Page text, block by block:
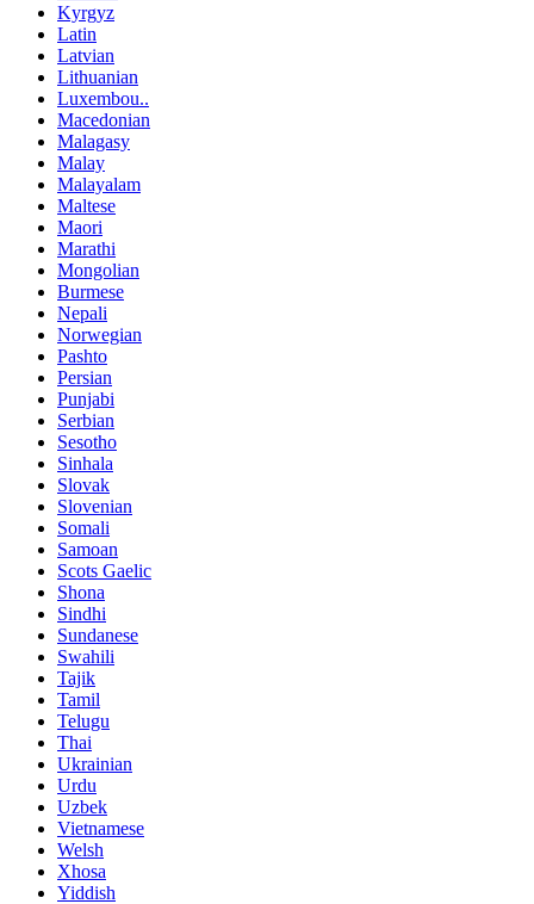
Kyrgyz
Latin
Latvian
Lithuanian
Luxembou..
Macedonian
Malagasy
Malay
Malayalam
Maltese
Maori
Marathi
Mongolian
Burmese
Nepali
Norwegian
Pashto
Persian
Punjabi
Serbian
Sesotho
Sinhala
Slovak
Slovenian
Somali
Samoan
Scots Gaelic
Shona
Sindhi
Sundanese
Swahili
Tajik
Tamil
Telugu
Thai
Ukrainian
Urdu
Uzbek
Vietnamese
Welsh
Xhosa
Yiddish